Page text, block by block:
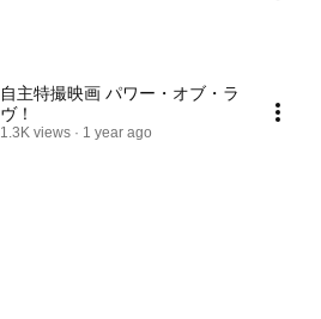
自主特撮映画 パワー・オブ・ラ
ヴ！
1.3K views 1 year ago